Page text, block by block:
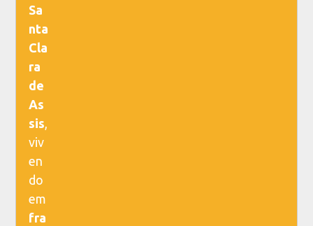
Sa
nta
Cla
ra
de
As
sis,
viv
en
do
em
fra